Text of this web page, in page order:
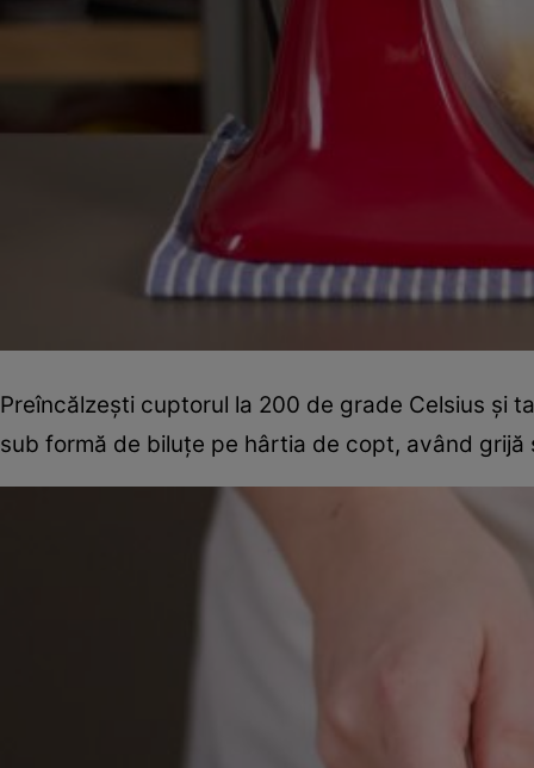
Preîncălzeşti cuptorul la 200 de grade Celsius şi
sub formă de biluţe pe hârtia de copt, având